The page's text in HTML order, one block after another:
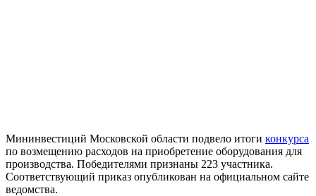
Мининвестиций Московской области подвело итоги конкурса
по возмещению расходов на приобретение оборудования для
производства. Победителями признаны 223 участника.
Соответствующий приказ опубликован на официальном сайте
ведомства.